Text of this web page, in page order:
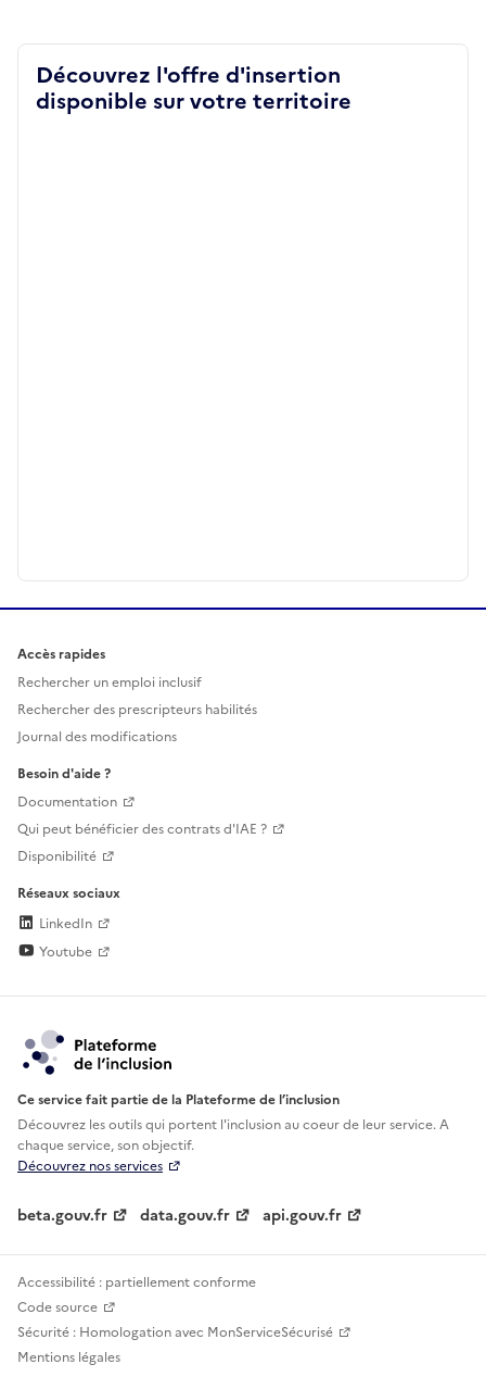
Découvrez l'offre d'insertion
disponible sur votre territoire
Accès rapides
Rechercher un emploi inclusif
Rechercher des prescripteurs habilités
Journal des modifications
Besoin d'aide ?
Documentation
Qui peut bénéficier des contrats d'IAE ?
Disponibilité
Réseaux sociaux
LinkedIn
Youtube
Ce service fait partie de la Plateforme de l’inclusion
Découvrez les outils qui portent l'inclusion aucoeur de leur service. A
chaque service, son objectif.
Découvrez nos services
beta.gouv.fr data.gouv.fr api.gouv.fr
Accessibilité : partiellement conforme
Code source
Sécurité : Homologation avec MonServiceSécurisé
Mentions légales